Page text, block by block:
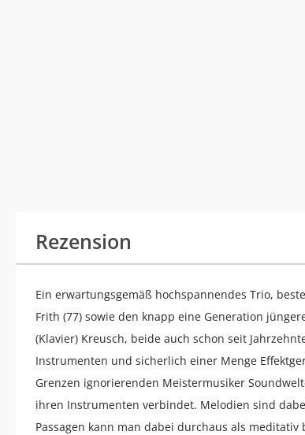
Rezension
Ein erwartungsgemäß hochspannendes Trio,
Frith (77) sowie den knapp eine Generation
(Klavier) Kreusch, beide auch schon seit
Instrumenten und sicherlich einer Menge
Grenzen ignorierenden Meistermusiker
ihren Instrumenten verbindet. Melodien sind
Passagen kann man dabei durchaus als